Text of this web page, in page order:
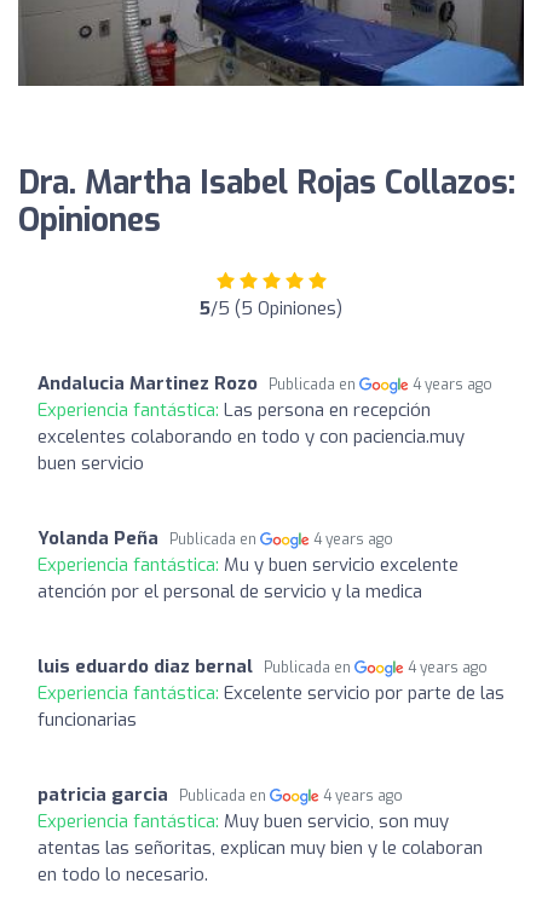
Dra. Martha Isabel Rojas Collazos:
Opiniones
5/5 (5 Opiniones)
Andalucia Martinez Rozo Publicada en 4 years ago
Experiencia fantástica: Las persona en recepción
excelentes colaborando en todo y con paciencia.muy
buen servicio
Yolanda Peña Publicada en 4 years ago
Experiencia fantástica: Mu y buen servicio excelente
atención por el personal de servicio y la medica
luis eduardo diaz bernal Publicada en 4 years ago
Experiencia fantástica: Excelente servicio por parte de las
funcionarias
patricia garcia Publicada en 4 years ago
Experiencia fantástica: Muy buen servicio, son muy
atentas las señoritas, explican muy bien y le colaboran
en todo lo necesario.